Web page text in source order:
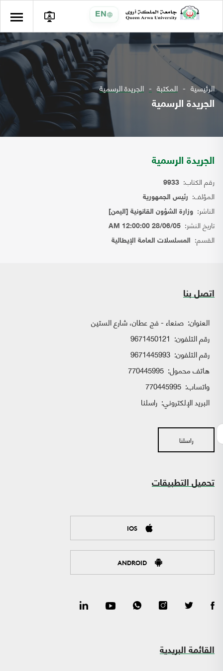
EN
الرئيسية المكتبة الجريدة الرسمية
الجريدة الرسمية
الجريدة الرسمية
رقم الكتاب: 9933
المؤلف: رئيس الجمهورية
الناشر: وزارة الشؤون القانونية [اليمن]
تاريخ النشر: 28/06/05 12:00:00 AM
القسم: المسلسلات العامة الإيطالية
اتصل بنا
العنوان: صنعاء - فج عطان، شارع الستين
رقم التلفون: 9671450121
رقم التلفون: 9671445993
هاتف محمول: 770445995
واتساب:
البريد الإلكتروني: راسلنا
راسلنا
تحميل التطبيقات
IOS
ANDROID
القائمة البريدية